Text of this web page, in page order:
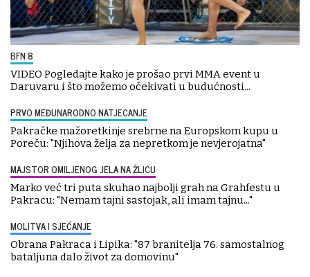
BFN 8
VIDEO Pogledajte kako je prošao prvi MMA event u
Daruvaru i što možemo očekivati u budućnosti...
PRVO MEĐUNARODNO NATJECANJE
Pakračke mažoretkinje srebrne na Europskom kupu u
Poreču: "Njihova želja za nepretkom je nevjerojatna"
MAJSTOR OMILJENOG JELA NA ŽLICU
Marko već tri puta skuhao najbolji grah na Grahfestu u
Pakracu: "Nemam tajni sastojak, ali imam tajnu..."
MOLITVA I SJEĆANJE
Obrana Pakraca i Lipika: "87 branitelja 76. samostalnog
bataljuna dalo život za domovinu"